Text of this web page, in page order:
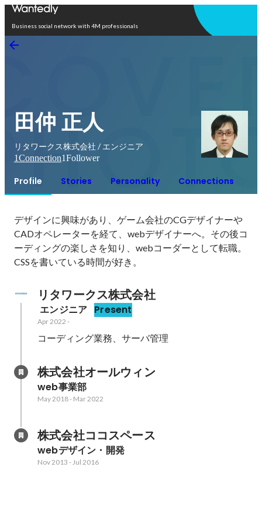
Business social network with 4M professionals
田仲 正人
リタワークス株式会社 / エンジニア
1Connection1Follower
Profile Stories Personality Connections
デザインに興味があり、ゲーム会社のCGデザイナーや
CADオペレーターを経て、webデザイナーへ。その後コ
ーディングの楽しさを知り、webコーダーとして転職。
CSSを書いている時間が好き。
リタワークス株式会社
エンジニア Present
Apr 2022 -
コーディング業務、サーバ管理
株式会社オールウィン
web事業部
May 2018- Mar 2022
株式会社ココスペース
webデザイン・開発
Nov 2013 -Jul 2016